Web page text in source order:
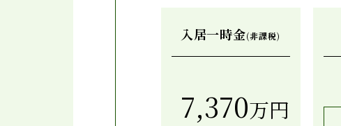
入居一時金(非課税)
7,370万円